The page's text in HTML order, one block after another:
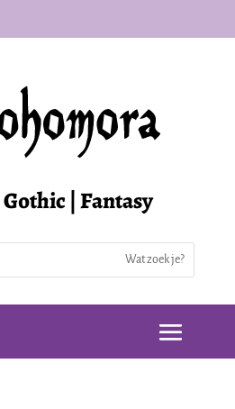
| Fantasy